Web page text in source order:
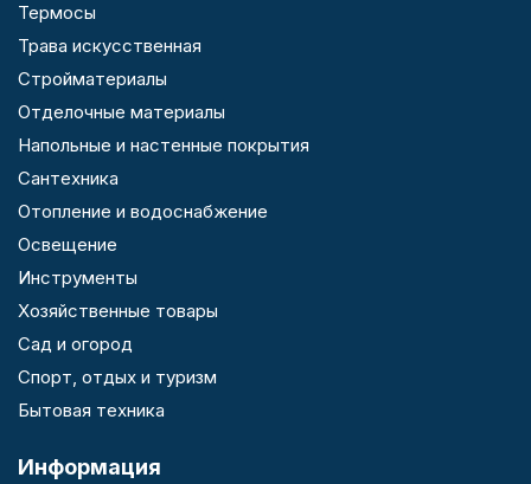
Термосы
Трава искусственная
Стройматериалы
Отделочные материалы
Напольные и настенные покрытия
Сантехника
Отопление и водоснабжение
Освещение
Инструменты
Хозяйственные товары
Сад и огород
Спорт, отдых и туризм
Бытовая техника
Информация